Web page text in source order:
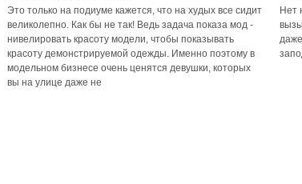
Это только на подиуме кажется, что на худых все сидит
великолепно. Как бы не так! Ведь задача показа мод -
нивелировать красоту модели, чтобы показывать
красоту демонстрируемой одежды. Именно поэтому в
модельном бизнесе очень ценятся девушки, которых
вы на улице даже не
Нет